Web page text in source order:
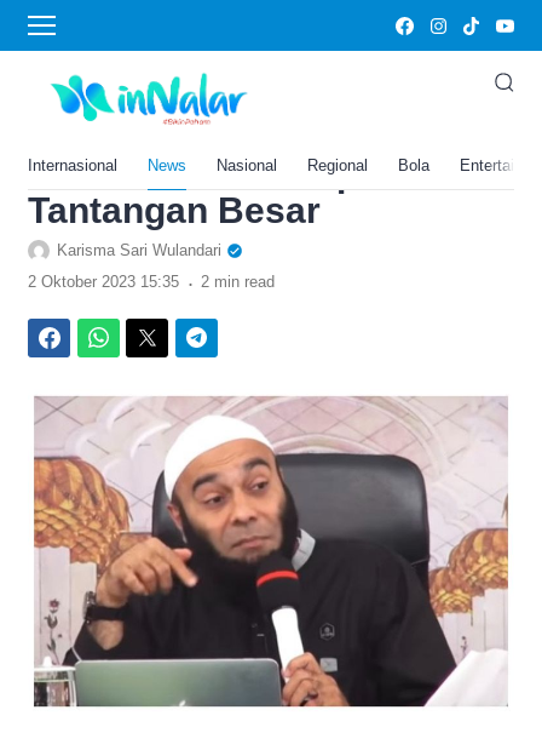
Internasional News Nasional Regional Bola
Home›Muslimpedia
dr Zaidul Akbar Bagikan
Tips Cara Melawan Rasa
Takut saat Dihadapkan
Tantangan Besar
Karisma Sari Wulandari
2 Oktober 2023 15:35 . 2 min read